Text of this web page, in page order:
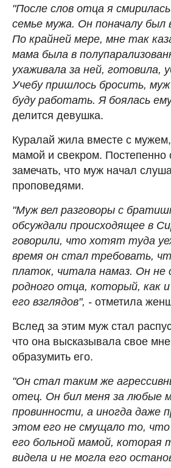
"После слов отца я
семье мужа. Он поначалу был
По крайней мере, мне так
мама была в
ухаживала за ней, готовила,
Учебу пришлось бросить,
буду работать. Я боялась
делится девушка.
Куралай жила вместе с
мамой и свекром. Постепенно
замечать, что муж начал
проповедями.
"Муж вел разговоры с
обсуждали происходящее в
говорили, что хотят туда
время он стал требовать,
платок, читала намаз. Он не
родного отца, который, как и
его взглядов", - отметила
Вслед за этим муж стал
что она высказывала свое
образумить его.
"Он стал таким же
отец. Он бил меня за любые
провинности, а иногда даже
этом его не смущало то, что
его больной мамой, которая
видела и не могла его